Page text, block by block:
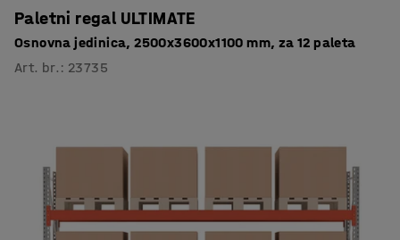
Paletni regal ULTIMATE
Osnovna jedinica, 2500x3600x1100 mm, za 12 paleta
Art. br. : 23735